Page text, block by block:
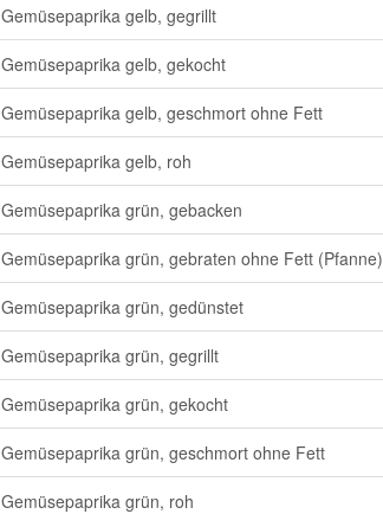
Gemüsepaprika gelb, gegrillt
Gemüsepaprika gelb, gekocht
Gemüsepaprika gelb, geschmort ohne Fett
Gemüsepaprika gelb, roh
Gemüsepaprika grün, gebacken
Gemüsepaprika grün, gebraten ohne Fett (Pfanne)
Gemüsepaprika grün, gedünstet
Gemüsepaprika grün, gegrillt
Gemüsepaprika grün, gekocht
Gemüsepaprika grün, geschmort ohne Fett
Gemüsepaprika grün, roh